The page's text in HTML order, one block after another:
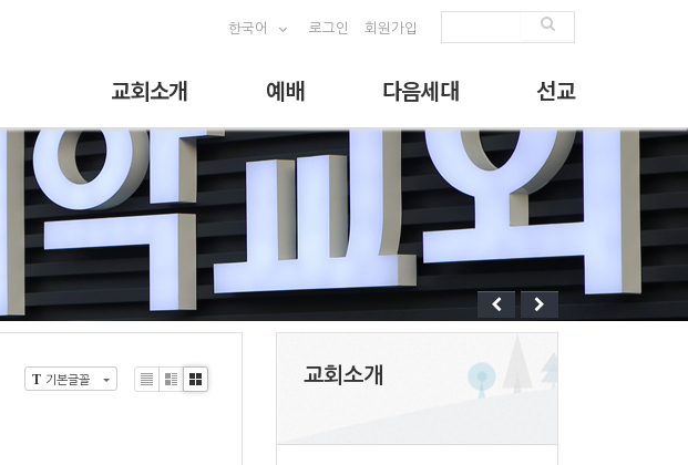
한국어 로그인 회원가입
교회소개 예배 다음세대 선교
T 기본글꼴
Li
Zi
G
교회소개